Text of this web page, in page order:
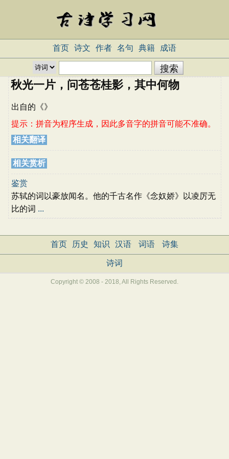
首页 诗文 作者 名句 典籍 成语
秋光一片，问苍苍桂影，其中何物
出自的《》
提示：拼音为程序生成，因此多音字的拼音可能不准确。
相关翻译
相关赏析
鉴赏
苏轼的词以豪放闻名。他的千古名作《念奴娇》以凌厉无
比的词 ...
首页 历史 知识 汉语 词语 诗集
诗词
Copyright © 2008 - 2018, All Rights Reserved.